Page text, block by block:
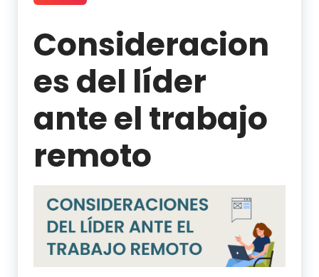
Consideracion
es del líder
ante el trabajo
remoto